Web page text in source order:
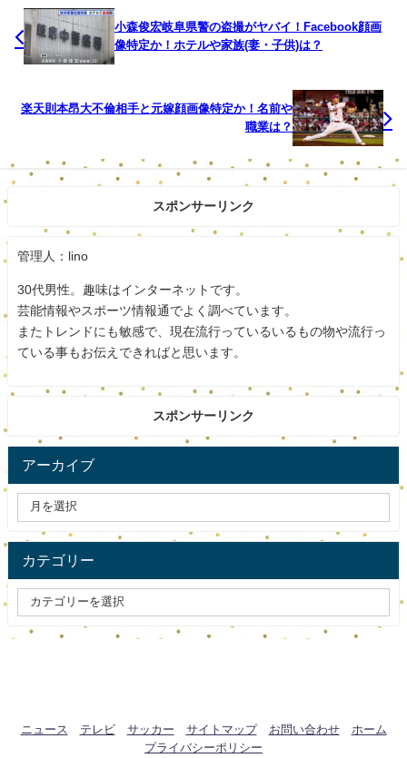
は時間がかかる」と発言した。その後撤回したが、
国内外の非難がやまず、組織委会長を辞任。後任に
森喜朗元首相は性蔑視発言で東京五輪・パラリンピック組
織委員会会長を2月に辞めたばかりなのに本当に懲りないで
というか反省していないし悪いと思っていないんでしょう
またかなり炎上しそうですね。
スポンサードリンク
小森俊宏岐阜県警の盗撮がヤバイ！Facebook顔画
像特定か！ホテルや家族(妻・子供)は？
楽天則本昂大不倫相手と元嫁顔画像特定か！名前や
職業は？
スポンサーリンク
管理人：lino
30代男性。趣味はインターネットです。
芸能情報やスポーツ情報通でよく調べています。
またトレンドにも敏感で、現在流行っているいるもの物や流行っ
ている事もお伝えできればと思います。
スポンサーリンク
アーカイブ
カテゴリー
ニュース テレビ サッカー サイトマップ お問い合わせ
ホーム
プライバシーポリシー